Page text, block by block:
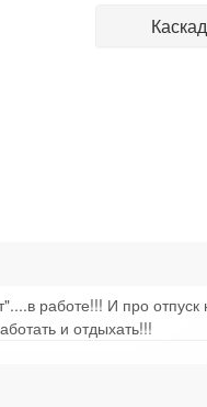
работе!!! И про отпуск
и отдыхать!!!